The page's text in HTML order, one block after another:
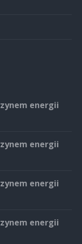
energii
energii
energii
energii